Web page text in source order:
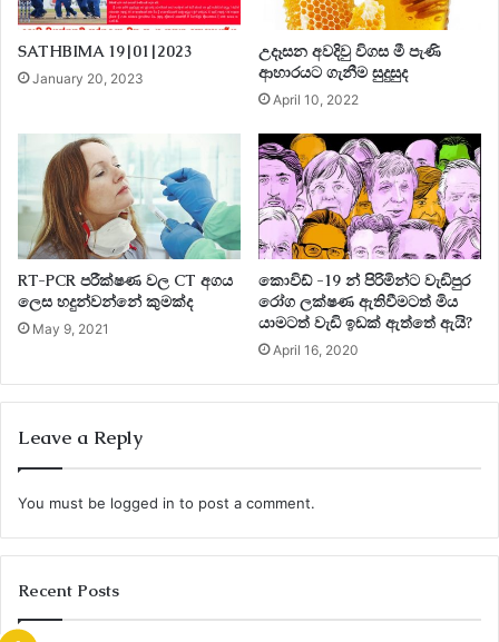
කිරීමේදී ප්‍රධාන සොයාගැනීම් වලට මඟ පෑදිය හැකි අතර, 21 වන
සියවසේදී පවා මිනිස් සිරුර තවමත් සොයා ගැනීමට බලා සිටින
රහස් තබා ඇති බව අපට මතක් කර දෙයි.
SATHBIMA 19|01|2023
January 20, 2023
උදෑසන අවදිවු විගස මී පැණි
ආහාරයට ගැනීම සුදුසුද
April 10, 2022
RT-PCR පරීක්ෂණ වල CT අගය
ලෙස හදුන්වන්නේ කුමක්ද
May 9, 2021
කොවිඩ් -19 න් පිරිමින්ට වැඩිපුර
රෝග ලක්ෂණ ඇතිවීමටත් මිය
යාමටත් වැඩි ඉඩක් ඇත්තේ ඇයි?
April 16, 2020
Leave a Reply
You must be logged in to post a comment.
Recent Posts